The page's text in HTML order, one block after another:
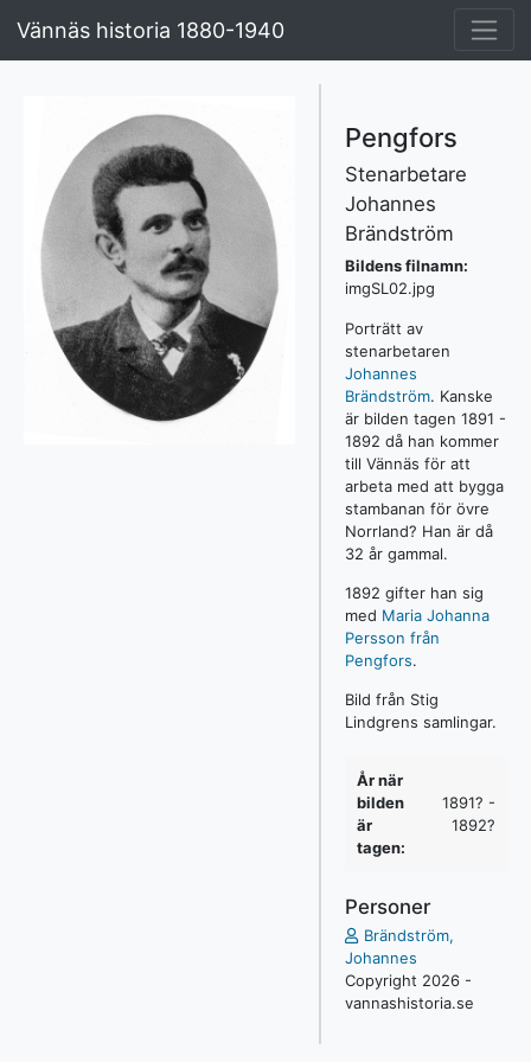
Vännäs historia 1880-1940
Pengfors
Stenarbetare
Johannes
Brändström
Bildens filnamn:
imgSL02.jpg
Porträtt av
stenarbetaren
Johannes
Brändström. Kanske
är bilden tagen 1891 -
1892 då han kommer
till Vännäs för att
arbeta med att bygga
stambanan för övre
Norrland? Han är då
32 år gammal.
1892 gifter han sig
med Maria Johanna
Persson från
Pengfors.
Bild från Stig
Lindgrens samlingar.
År när
bilden
är
tagen:
1891? -
1892?
Personer
Brändström,
Johannes
Copyright 2026 -
vannashistoria.se